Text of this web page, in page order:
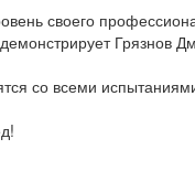
своего
Грязнов
со всеми